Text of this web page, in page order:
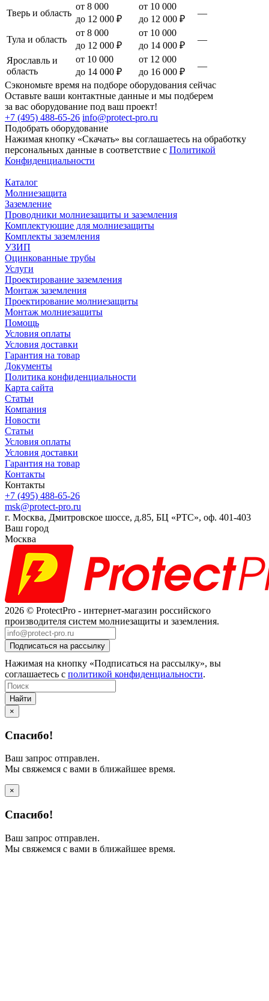
Тверь и область
от 8 000
до 12 000 ₽
от 10 000
до 12 000 ₽
—
Тула и область
от 8 000
до 12 000 ₽
от 10 000
до 14 000 ₽
—
Ярославль и
область
от 10 000
до 14 000 ₽
от 12 000
до 16 000 ₽
—
Сэкономьте время на подборе оборудования сейчас
Оставьте ваши контактные данные и мы подберем
за вас оборудование под ваш проект!
+7 (495) 488-65-26 info@protect-pro.ru
Подобрать оборудование
Нажимая кнопку «Скачать» вы соглашаетесь на обработку
персональных данные в соответствие с Политикой
Конфиденциальности
Каталог
Молниезащита
Заземление
Проводники молниезащиты и заземления
Комплектующие для молниезащиты
Комплекты заземления
УЗИП
Оцинкованные трубы
Услуги
Проектирование заземления
Монтаж заземления
Проектирование молниезащиты
Монтаж молниезащиты
Помощь
Условия оплаты
Условия доставки
Гарантия на товар
Документы
Политика конфиденциальности
Карта сайта
Статьи
Компания
Новости
Статьи
Условия оплаты
Условия доставки
Гарантия на товар
Контакты
Контакты
+7 (495) 488-65-26
msk@protect-pro.ru
г. Москва, Дмитровское шоссе, д.85, БЦ «РТС», оф. 401-403
Ваш город
Москва
2026 © ProtectPro - интернет-магазин российского
производителя систем молниезащиты и заземления.
Нажимая на кнопку «Подписаться на рассылку», вы
соглашаетесь с политикой конфиденциальности.
Найти
×
Спасибо!
Ваш запрос отправлен.
Мы свяжемся с вами в ближайшее время.
×
Спасибо!
Ваш запрос отправлен.
Мы свяжемся с вами в ближайшее время.